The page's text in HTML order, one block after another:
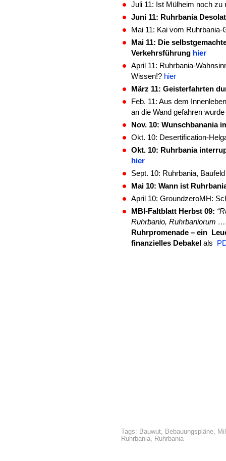
Juli 11: Ist Mülheim noch
Juni 11: Ruhrbania
Mai 11: Kai vom
Mai 11: Die
Verkehrsführung hier
April 11: Ruhrbania-
Wissen!? hier
März 11: Geisterfahrten
Feb. 11: Aus dem
an die Wand gefahren
Nov. 10: Wunschbanania
Okt. 10: Desertification-
Okt. 10: Ruhrbania
hier
Sept. 10: Ruhrbania,
Mai 10: Wann ist
April 10: GroundzeroMH:
MBI-Faltblatt Herbst 09:
Ruhrbanio, Ruhrbaniorum
Ruhrpromenade – ein
finanzielles Debakel als
Tags: Bauwut, Bebauungspläne,
Ruhrbania, Ruhrbania